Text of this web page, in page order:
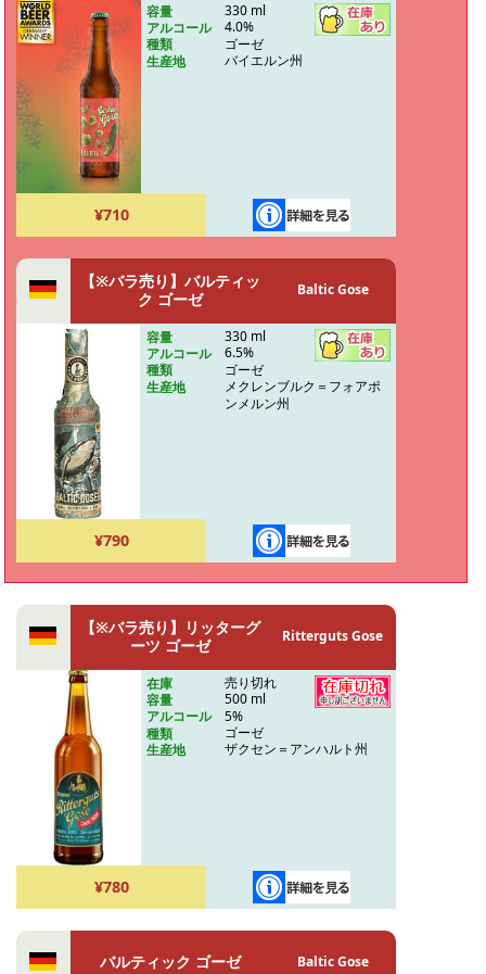
容量
330 ml
アルコール
4.0%
種類
ゴーゼ
生産地
バイエルン州
¥710
【※バラ売り】バルティッ
ク ゴーゼ
Baltic Gose
容量
330 ml
アルコール
6.5%
種類
ゴーゼ
生産地
メクレンブルク＝フォアポ
ンメルン州
¥790
【※バラ売り】リッターグ
ーツ ゴーゼ
Ritterguts Gose
在庫
売り切れ
容量
500 ml
アルコール
5%
種類
ゴーゼ
生産地
ザクセン＝アンハルト州
¥780
バルティック ゴーゼ Baltic Gose